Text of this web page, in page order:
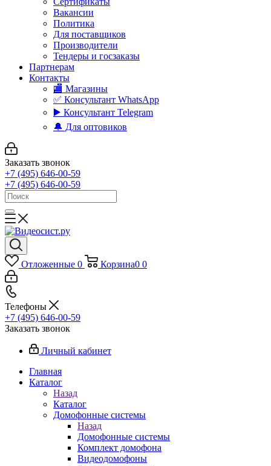
Вакансии
Политика
Для поставщиков
Производители
Тендеры и госзаказы
Партнерам
Контакты
🏬 Магазины
✅️ Консультант WhatsApp
▶️ Консультант Telegram
🔔 Для оптовиков
Заказать звонок
+7 (495) 646-00-59
+7 (495) 646-00-59
Отложенные 0 Корзина0 0
Телефоны
+7 (495) 646-00-59
Заказать звонок
Личный кабинет
Главная
Каталог
Назад
Каталог
Домофонные системы
Назад
Домофонные системы
Комплект домофона
Видеодомофоны